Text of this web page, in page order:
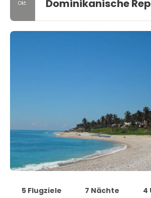
Okt.
Dominikanische
5 Flugziele 7 Nächte
4